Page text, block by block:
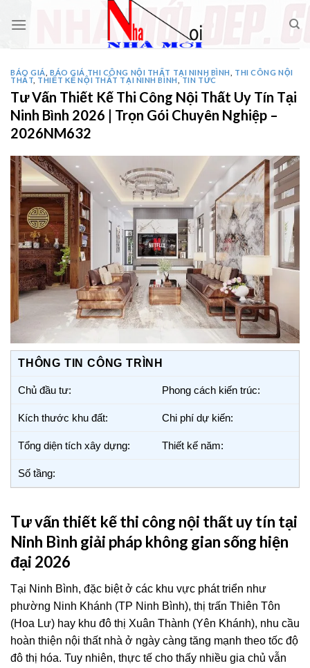
BÁO GIÁ ,BÁO GIÁ THI CÔNG NỘI THẤT TẠI NINH BÌNH
THI CÔNG NỘI
THẤT THIẾT KẾ NỘI THẤT TẠI NINH BÌNH ,TIN TỨC
Tư Vấn Thiết Kế Thi Công Nội Thất Uy Tín Tại
Ninh Bình 2026 | Trọn Gói Chuyên Nghiệp –
2026NM632
THÔNG TIN CÔNG TRÌNH
Chủ đầu tư: Phong cách kiến trúc:
Kích thước khu đất: Chi phí dự kiến:
Tổng diện tích xây dựng: Thiết kế năm:
Số tầng:
Tư vấn thiết kế thi công nội thất uy tín tại
Ninh Bình giải pháp không gian sống hiện
đại 2026
Tại Ninh Bình, đặc biệt ở các khu vực phát triển như
phường Ninh Khánh (TP Ninh Bình), thị trấn Thiên Tôn
(Hoa Lư) hay khu đô thị Xuân Thành (Yên Khánh), nhu cầu
hoàn thiện nội thất nhà ở ngày càng tăng mạnh theo tốc độ
đô thị hóa. Tuy nhiên, thực tế cho thấy nhiều gia chủ vẫn